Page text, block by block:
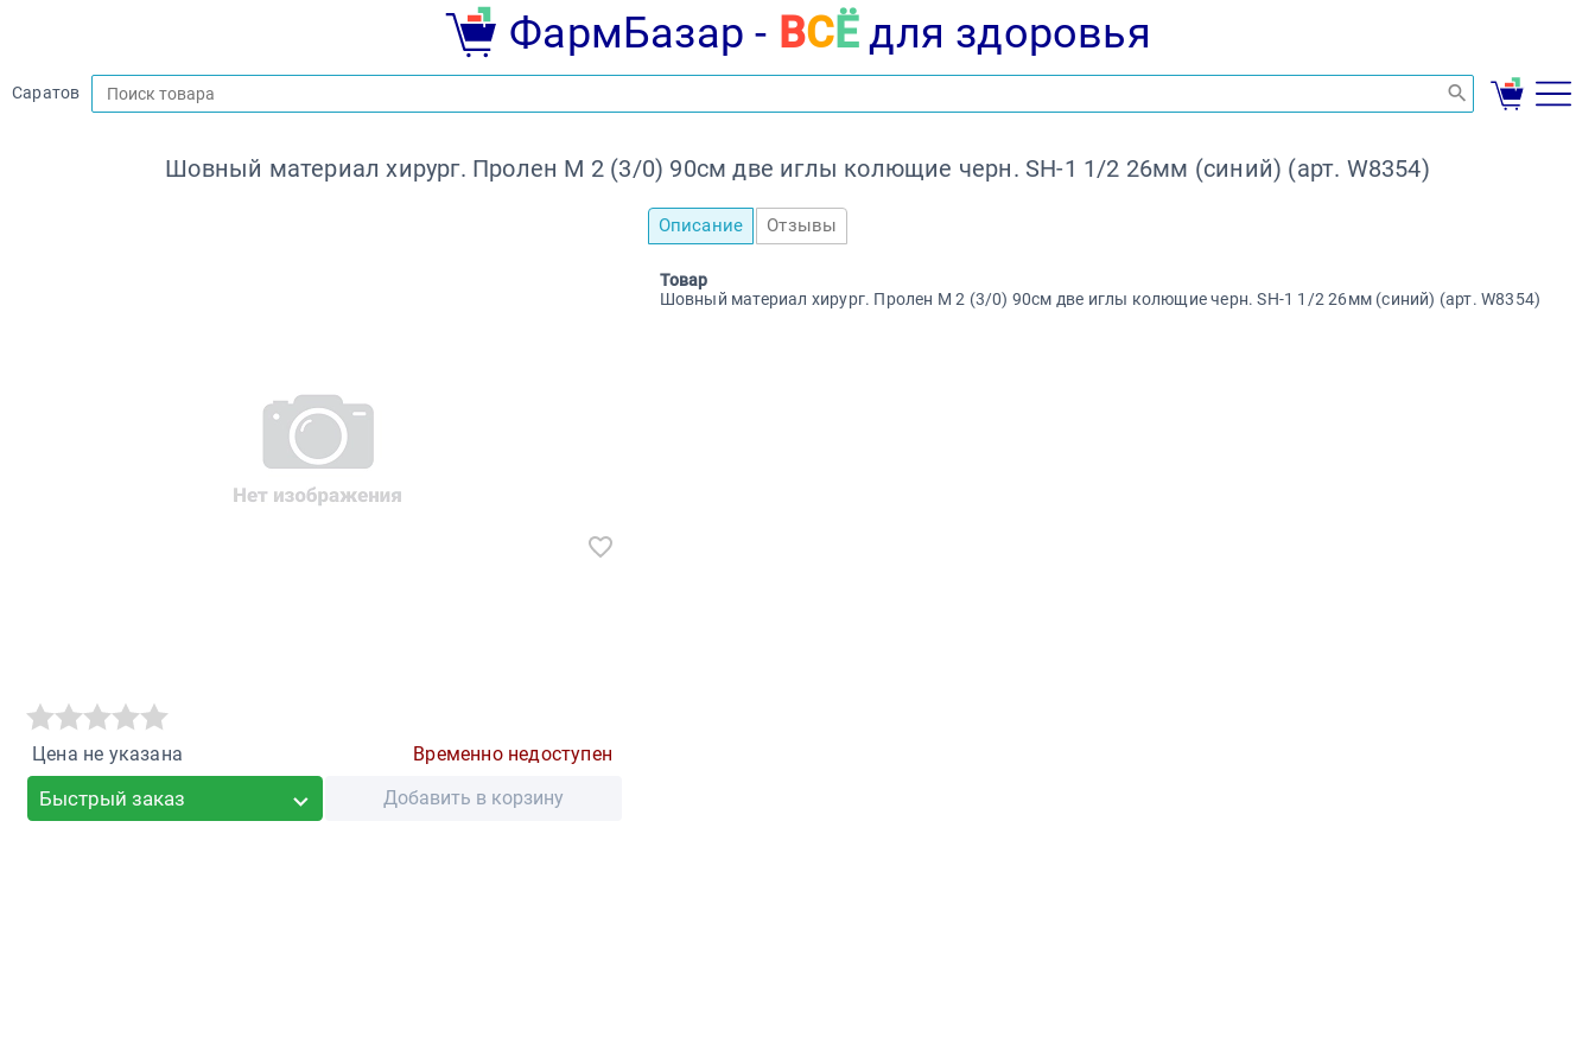
ФармБазар - ВСЁдля здоровья
Саратов
Шовный материал хирург. Пролен М 2 (3/0) 90см две иглы колющие черн. SH-1 1/2 26мм (синий) (арт. W8354)
Цена не указана Временно недоступен
Быстрый заказ Добавить в корзину
Описание Отзывы
Товар
Шовный материал хирург. Пролен М 2 (3/0) 90см две иглы колющие черн. SH-1 1/2 26мм (синий) (арт. W8354)